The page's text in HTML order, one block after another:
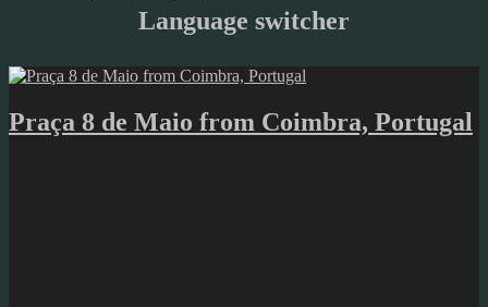
Language switcher
Praça 8 de Maio from Coimbra, Portugal